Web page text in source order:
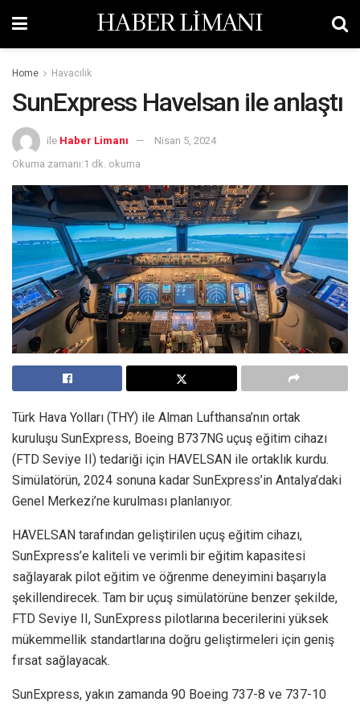
HABER LİMANI
Home Havacılık
SunExpress Havelsan ile anlaştı
ile Haber Limanı
Nisan 5, 2024
Okuma zamanı:1 dk. okuma
Türk Hava Yolları (THY) ile Alman Lufthansa’nın ortak
kuruluşu SunExpress, Boeing B737NG uçuş eğitim cihazı
(FTD Seviye II) tedariği için HAVELSAN ile ortaklık kurdu.
Simülatörün, 2024 sonuna kadar SunExpress’in Antalya’daki
Genel Merkezi’ne kurulması planlanıyor.
HAVELSAN tarafından geliştirilen uçuş eğitim cihazı,
SunExpress’e kaliteli ve verimli bir eğitim kapasitesi
sağlayarak pilot eğitim ve öğrenme deneyimini başarıyla
şekillendirecek. Tam bir uçuş simülatörüne benzer şekilde,
FTD Seviye II, SunExpress pilotlarına becerilerini yüksek
mükemmellik standartlarına doğru geliştirmeleri için geniş
fırsat sağlayacak.
SunExpress, yakın zamanda 90 Boeing 737-8 ve 737-10